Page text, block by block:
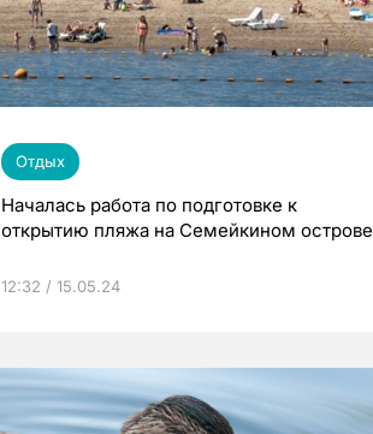
Отдых
Началась работа по подготовке к
открытию пляжа на Семейкином острове
12:32 / 15.05.24